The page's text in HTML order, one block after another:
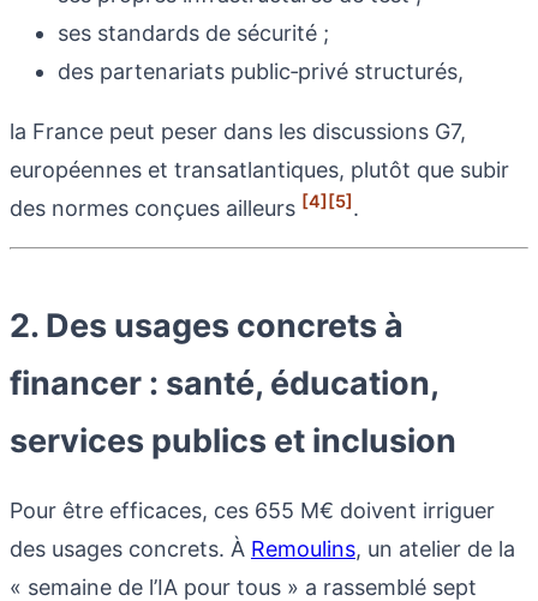
ses standards de sécurité ;
des partenariats public‑privé structurés,
la France peut peser dans les discussions G7,
européennes et transatlantiques, plutôt que subir
des normes conçues ailleurs [4][5].
2. Des usages concrets à
financer : santé, éducation,
services publics et inclusion
Pour être efficaces, ces 655 M€ doivent irriguer
des usages concrets. À Remoulins, un atelier de la
« semaine de l’IA pour tous » a rassemblé sept